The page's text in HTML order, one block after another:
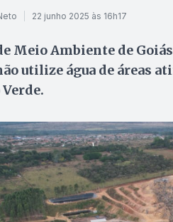
22 junho 2025 às 16h17
Meio Ambiente de
utilize água de áreas